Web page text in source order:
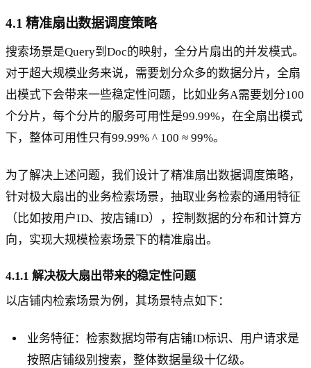
4.1 精准扇出数据调度策略
搜索场景是Query到Doc的映射，全分片扇出的并发模式。
对于超大规模业务来说，需要划分众多的数据分片，全扇
出模式下会带来一些稳定性问题，比如业务A需要划分100
个分片，每个分片的服务可用性是99.99%，在全扇出模式
下，整体可用性只有99.99% ^ 100 ≈ 99%。
为了解决上述问题，我们设计了精准扇出数据调度策略，
针对极大扇出的业务检索场景，抽取业务检索的通用特征
（比如按用户ID、按店铺ID），控制数据的分布和计算方
向，实现大规模检索场景下的精准扇出。
4.1.1 解决极大扇出带来的稳定性问题
以店铺内检索场景为例，其场景特点如下：
业务特征：检索数据均带有店铺ID标识、用户请求是
按照店铺级别搜索，整体数据量级十亿级。